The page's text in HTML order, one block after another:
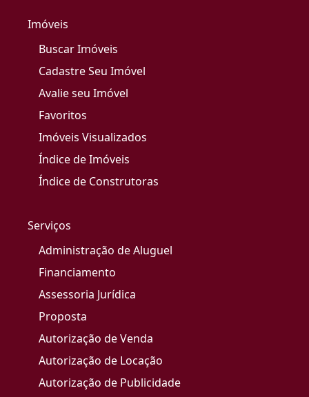
Imóveis
Buscar Imóveis
Cadastre Seu Imóvel
Avalie seu Imóvel
Favoritos
Imóveis Visualizados
Índice de Imóveis
Índice de Construtoras
Serviços
Administração de Aluguel
Financiamento
Assessoria Jurídica
Proposta
Autorização de Venda
Autorização de Locação
Autorização de Publicidade